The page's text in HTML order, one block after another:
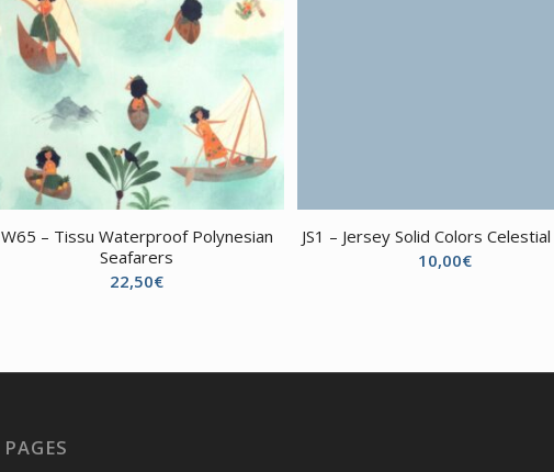
W65 – Tissu Waterproof Polynesian
Seafarers
22,50€
JS1 – Jersey Solid Colors
10,00€
PAGES